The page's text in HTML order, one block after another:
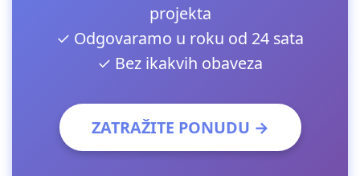
projekta
✓ Odgovaramo u roku od 24 sata
✓ Bez ikakvih obaveza
ZATRAŽITE PONUDU →